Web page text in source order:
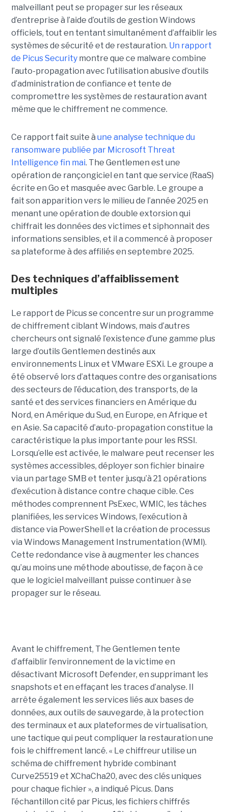
malveillant peut se propager sur les réseaux
d’entreprise à l’aide d’outils de gestion Windows
officiels, tout en tentant simultanément d’affaiblir les
systèmes de sécurité et de restauration. Un rapport
de Picus Securitymontre que ce malware combine
l’auto-propagation avec l’utilisation abusive d’outils
d’administration de confiance et tente de
compromettre les systèmes de restauration avant
même que le chiffrement ne commence.
Ce rapport fait suite à une analyse technique du
ransomware publiée par Microsoft Threat
Intelligence fin mai. The Gentlemen est une
opération de rançongiciel en tant que service (RaaS)
écrite en Go et masquée avec Garble. Le groupe a
fait son apparition vers le milieu de l’année 2025 en
menant une opération de double extorsion qui
chiffrait les données des victimes et siphonnait des
informations sensibles, et il a commencé à proposer
sa plateforme à des affiliés en septembre 2025.
Des techniques d’affaiblissement
multiples
Le rapport de Picus se concentre sur un programme
de chiffrement ciblant Windows, mais d’autres
chercheurs ont signalé l’existence d’une gamme plus
large d’outils Gentlemen destinés aux
environnements Linux et VMware ESXi. Le groupe a
été observé lors d’attaques contre des organisations
des secteurs de l’éducation, des transports, de la
santé et des services financiers en Amérique du
Nord, en Amérique du Sud, en Europe, en Afrique et
en Asie. Sa capacité d’auto-propagation constitue la
caractéristique la plus importante pour les RSSI.
Lorsqu’elle est activée, le malware peut recenser les
systèmes accessibles, déployer son fichier binaire
via un partage SMB et tenter jusqu’à 21 opérations
d’exécution à distance contre chaque cible. Ces
méthodes comprennent PsExec, WMIC, les tâches
planifiées, les services Windows, l’exécution à
distance via PowerShell et la création de processus
via Windows Management Instrumentation (WMI).
Cette redondance vise à augmenter les chances
qu’au moins une méthode aboutisse, de façon à ce
que le logiciel malveillant puisse continuer à se
propager sur le réseau.
Avant le chiffrement, The Gentlemen tente
d’affaiblir l’environnement de la victime en
désactivant Microsoft Defender, en supprimant les
snapshots et en effaçant les traces d’analyse. Il
arrête également les services liés aux bases de
données, aux outils de sauvegarde, à la protection
des terminaux et aux plateformes de virtualisation,
une tactique qui peut compliquer la restauration une
fois le chiffrement lancé. « Le chiffreur utilise un
schéma de chiffrement hybride combinant
Curve25519 et XChaCha20, avec des clés uniques
pour chaque fichier », a indiqué Picus. Dans
l’échantillon cité par Picus, les fichiers chiffrés